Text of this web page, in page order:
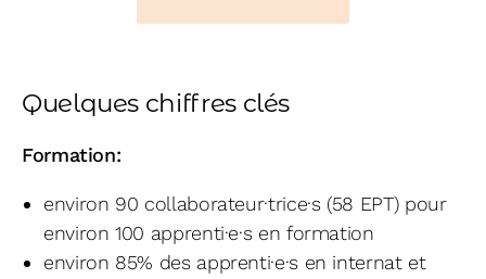
Quelques chiffres clés
Formation:
environ 90 collaborateur·trice·s (58 EPT) pour
environ 100 apprenti·e·s en formation
environ 85% des apprenti·e·s en internat et